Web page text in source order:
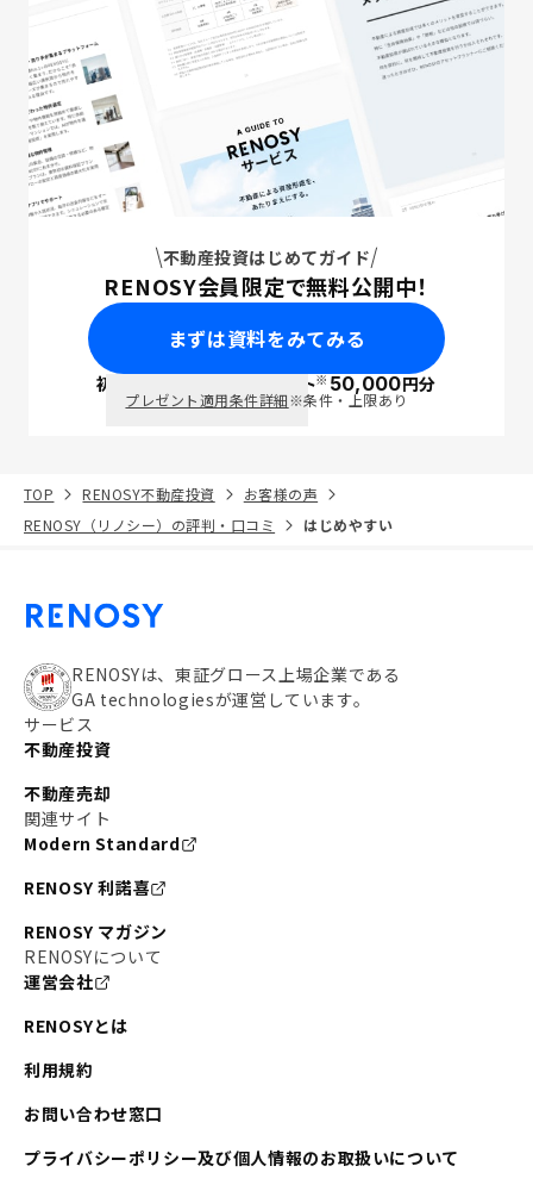
不動産投資はじめてガイド
RENOSY会員限定で無料公開中！
まずは資料をみてみる
初回面談で ポイント※50,000円分
プレゼント適用条件詳細※条件・上限あり
TOP RENOSY不動産投資
お客様の声
RENOSY（リノシー）の評判・口コミ
はじめやすい
RENOSYは、東証グロース上場企業である
GA technologiesが運営しています。
サービス
不動産投資
不動産売却
関連サイト
Modern Standard
RENOSY 利諾喜
RENOSY マガジン
RENOSYについて
運営会社
RENOSYとは
利用規約
お問い合わせ窓口
プライバシーポリシー及び個人情報のお取扱いについて